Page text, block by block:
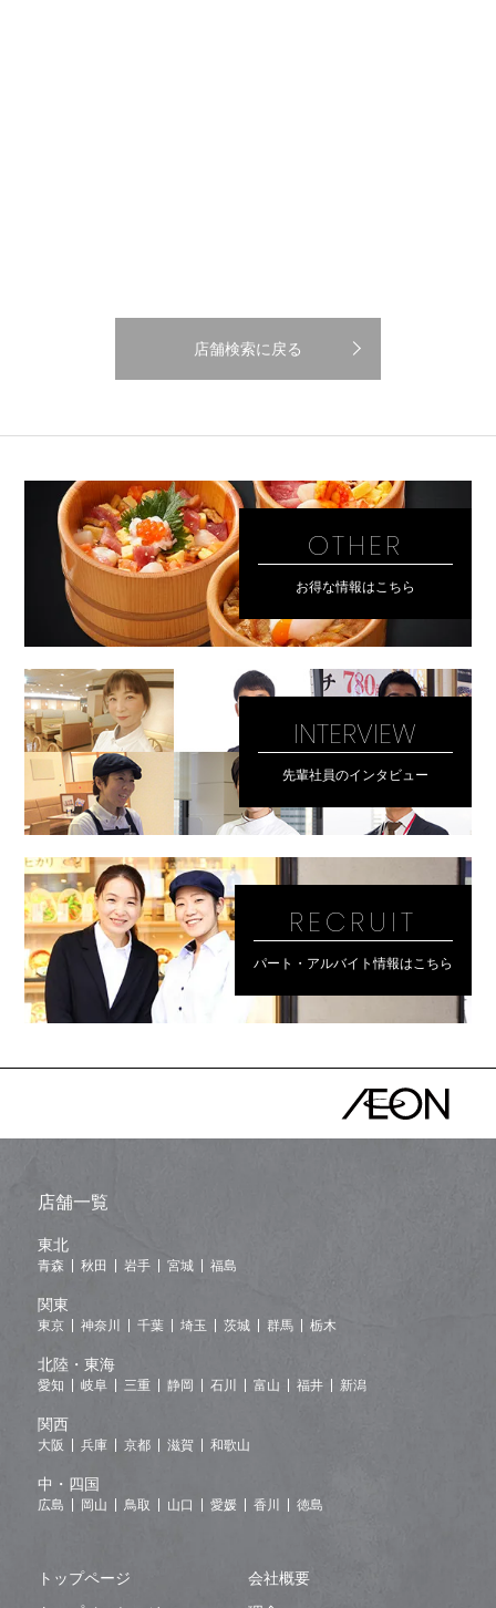
店舗検索に戻る
OTHER
お得な情報はこちら
INTERVIEW
先輩社員のインタビュー
RECRUIT
パート・アルバイト情報はこちら
トップページ
会社概要
店舗一覧
東北
青森 秋田 岩手 宮城 福島
関東
東京 神奈川 千葉 埼玉 茨城 群馬 栃木
北陸・東海
愛知 岐阜 三重 静岡 石川 富山 福井 新潟
関西
大阪 兵庫 京都 滋賀 和歌山
中・四国
広島 岡山 鳥取 山口 愛媛 香川 徳島